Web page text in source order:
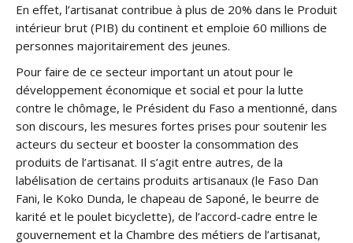
En effet, l’artisanat contribue à plus de 20% dans le Produit
intérieur brut (PIB) du continent et emploie 60 millions de
personnes majoritairement des jeunes.
Pour faire de ce secteur important un atout pour le
développement économique et social et pour la lutte
contre le chômage, le Président du Faso a mentionné, dans
son discours, les mesures fortes prises pour soutenir les
acteurs du secteur et booster la consommation des
produits de l’artisanat. Il s’agit entre autres, de la
labélisation de certains produits artisanaux (le Faso Dan
Fani, le Koko Dunda, le chapeau de Saponé, le beurre de
karité et le poulet bicyclette), de l’accord-cadre entre le
gouvernement et la Chambre des métiers de l’artisanat,